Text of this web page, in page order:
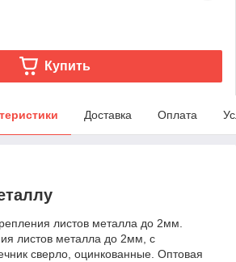
Купить
Доставка Оплата
листов металла до 2мм.
листов металла до 2мм, с
сверло, оцинкованные. Оптовая